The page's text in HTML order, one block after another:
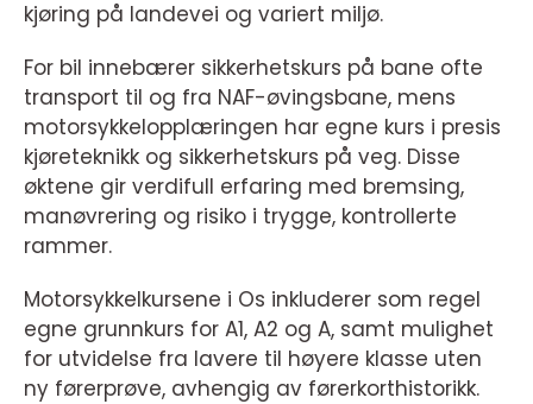
kjøring på landevei og variert miljø.
For bil innebærer sikkerhetskurs på bane ofte
transport til og fra NAF-øvingsbane, mens
motorsykkelopplæringen har egne kurs i presis
kjøreteknikk og sikkerhetskurs på veg. Disse
øktene gir verdifull erfaring med bremsing,
manøvrering og risiko i trygge, kontrollerte
rammer.
Motorsykkelkursene i Os inkluderer som regel
egne grunnkurs for A1, A2 og A, samt mulighet
for utvidelse fra lavere til høyere klasse uten
ny førerprøve, avhengig av førerkorthistorikk.